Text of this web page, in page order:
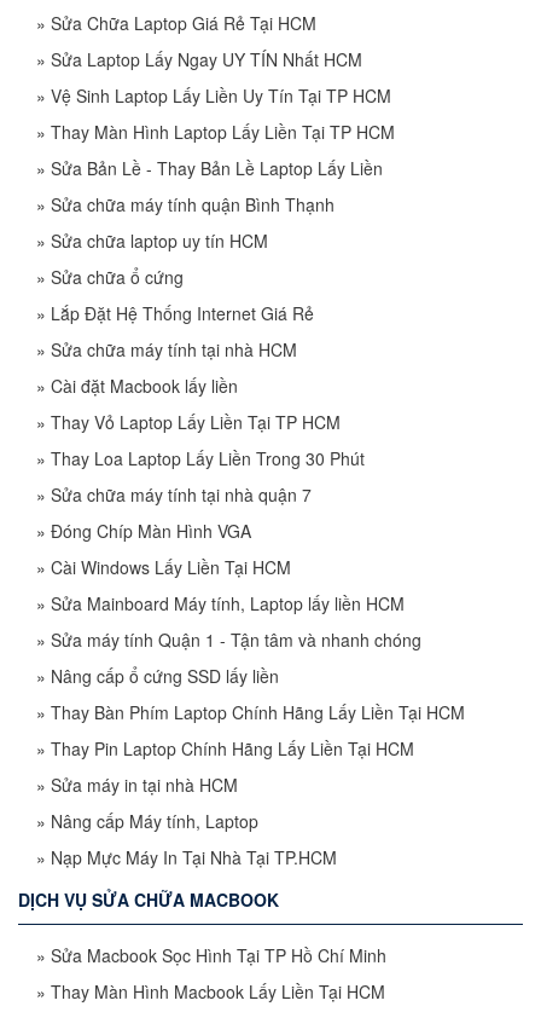
» Sửa Chữa Laptop Giá Rẻ Tại HCM
» Sửa Laptop Lấy Ngay UY TÍN Nhất HCM
» Vệ Sinh Laptop Lấy Liền Uy Tín Tại TP HCM
» Thay Màn Hình Laptop Lấy Liền Tại TP HCM
» Sửa Bản Lề - Thay Bản Lề Laptop Lấy Liền
» Sửa chữa máy tính quận Bình Thạnh
» Sửa chữa laptop uy tín HCM
» Sửa chữa ổ cứng
» Lắp Đặt Hệ Thống Internet Giá Rẻ
» Sửa chữa máy tính tại nhà HCM
» Cài đặt Macbook lấy liền
» Thay Vỏ Laptop Lấy Liền Tại TP HCM
» Thay Loa Laptop Lấy Liền Trong 30 Phút
» Sửa chữa máy tính tại nhà quận 7
» Đóng Chíp Màn Hình VGA
» Cài Windows Lấy Liền Tại HCM
» Sửa Mainboard Máy tính, Laptop lấy liền HCM
» Sửa máy tính Quận 1 - Tận tâm và nhanh chóng
» Nâng cấp ổ cứng SSD lấy liền
» Thay Bàn Phím Laptop Chính Hãng Lấy Liền Tại HCM
» Thay Pin Laptop Chính Hãng Lấy Liền Tại HCM
» Sửa máy in tại nhà HCM
» Nâng cấp Máy tính, Laptop
» Nạp Mực Máy In Tại Nhà Tại TP.HCM
DỊCH VỤ SỬA CHỮA MACBOOK
» Sửa Macbook Sọc Hình Tại TP Hồ Chí Minh
» Thay Màn Hình Macbook Lấy Liền Tại HCM